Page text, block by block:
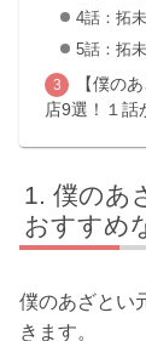
4話：拓
5話：拓
【僕の
店9選！１話
僕のあ
おすすめ
僕のあざとい
きます。